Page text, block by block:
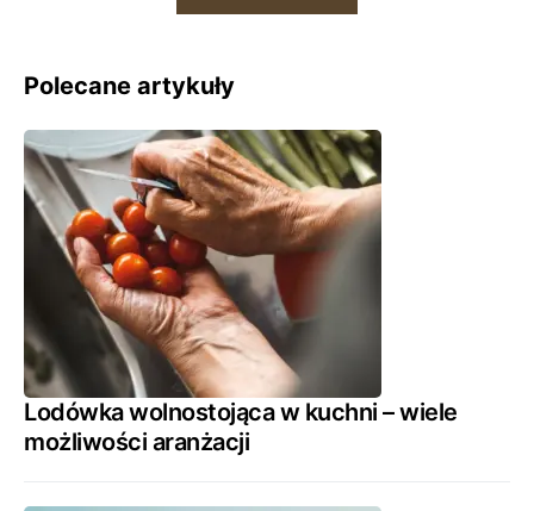
Polecane artykuły
Lodówka wolnostojąca w kuchni – wiele
możliwości aranżacji